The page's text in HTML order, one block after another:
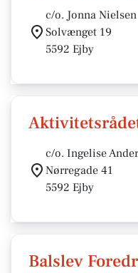
c/o. Jonna Nielsen
Solvænget 19
5592 Ejby
c/o. Ingelise
Nørregade 41
5592 Ejby
Balslev